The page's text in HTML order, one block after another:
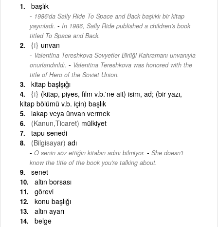
başlık
1986'da Sally Ride To Space and Back başlıklı bir kitap
yayınladı. - In 1986, Sally Ride published a children's book
titled To Space and Back.
{i} unvan
Valentina Tereshkova Sovyetler Birliği Kahramanı unvanıyla
onurlandırıldı. - Valentina Tereshkova was honored with the
title of Hero of the Soviet Union.
kitap başlşığı
{i} (kitap, piyes, film v.b.'ne ait) isim, ad; (bir yazı,
kitap bölümü v.b. için) başlık
lakap veya ünvan vermek
(Kanun,Ticaret) mülkiyet
tapu senedi
(Bilgisayar) adı
O senin söz ettiğin kitabın adını bilmiyor. - She doesn't
know the title of the book you're talking about.
senet
altın borsası
görevi
konu başlığı
altın ayarı
belge